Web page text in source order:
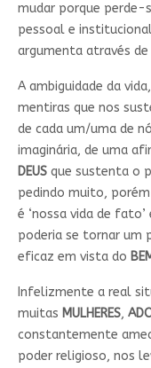
mudar porque perde-
pessoal e
argumenta através
A ambiguidade da
mentiras que nos
de cada um/uma de
imaginária, de uma
DEUSque sustenta o
pedindo muito,
é ‘nossa vida de fato’
poderia se tornar um
eficaz em vista do
Infelizmente a real
muitas MULHERES,
constantemente
poder religioso, nos